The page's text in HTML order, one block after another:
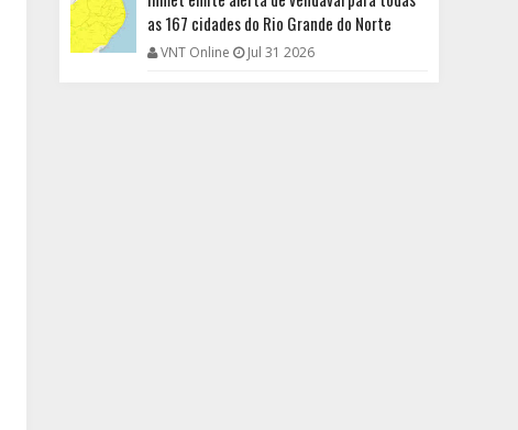
as 167 cidades do Rio Grande do Norte
VNT Online Jul 31 2026